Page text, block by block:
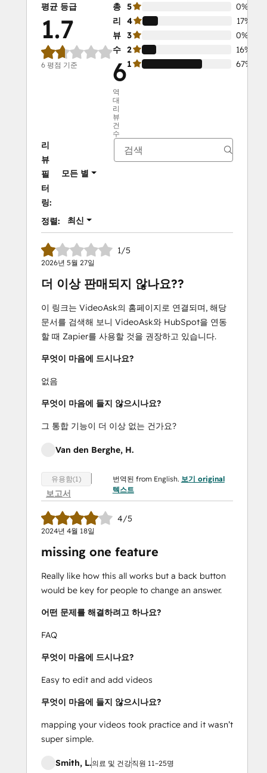
평균 등급
1.7
6 평점 기준
총
리
뷰
수
6
역
대
리
뷰
건
수
5
0%
4
17%
3
0%
2
16%
1
67%
리
뷰
필
터
링:
모든 별
정렬: 최신
1/5
2026년 5월 27일
더 이상 판매되지 않나요??
이 링크는 VideoAsk의 홈페이지로 연결되며, 해당
문서를 검색해 보니 VideoAsk와 HubSpot을 연동
할 때 Zapier를 사용할 것을 권장하고 있습니다.
무엇이 마음에 드시나요?
없음
무엇이 마음에 들지 않으시나요?
그 통합 기능이 더 이상 없는 건가요?
Van den Berghe, H.
유용함(1)
보고서
번역된 from English. 보기 original
텍스트
4/5
2024년 4월 18일
missing one feature
Really like how this all works but a back button
would be key for people to change an answer.
어떤 문제를 해결하려고 하나요?
FAQ
무엇이 마음에 드시나요?
Easy to edit and add videos
무엇이 마음에 들지 않으시나요?
mapping your videos took practice and it wasn’t
super simple.
Smith, L.의료 및 건강직원 11~25명